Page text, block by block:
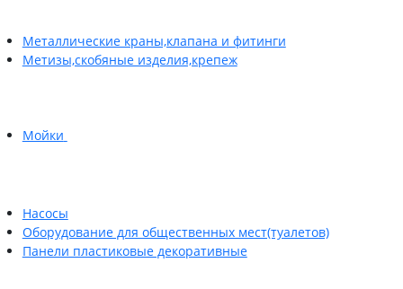
Металлические краны,клапана и фитинги
Метизы,скобяные изделия,крепеж
Мойки
Насосы
Оборудование для общественных мест(туалетов)
Панели пластиковые декоративные